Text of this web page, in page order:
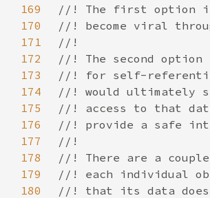
169
170
171
172
173
174
175
176
177
178
179
180